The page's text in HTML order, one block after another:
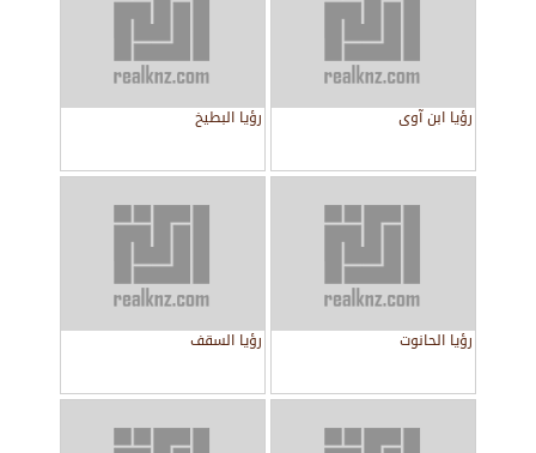
رؤيا ابن آوى رؤيا البطيخ
رؤيا الحانوت رؤيا السقف